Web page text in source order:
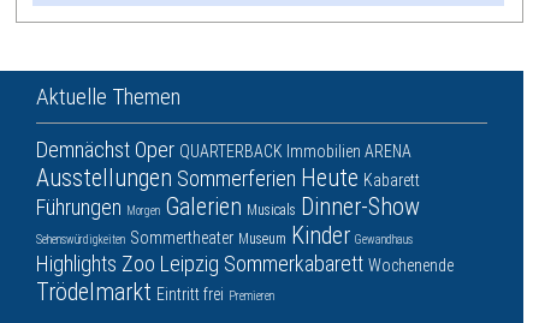
Aktuelle Themen
Demnächst Oper QUARTERBACK Immobilien ARENA
Ausstellungen Sommerferien Heute Kabarett
Führungen Morgen Galerien Musicals Dinner-Show
Sehenswürdigkeiten Sommertheater Museum Kinder Gewandhaus
Highlights Zoo Leipzig Sommerkabarett Wochenende
Trödelmarkt Eintritt frei Premieren